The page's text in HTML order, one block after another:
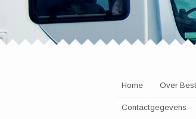
Home Over
Contactgegevens